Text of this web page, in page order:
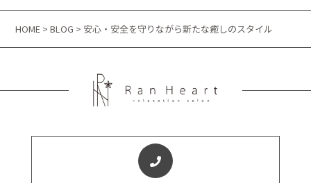
HOME >BLOG > 安心・安全を守りながら新たな癒しのスタイル